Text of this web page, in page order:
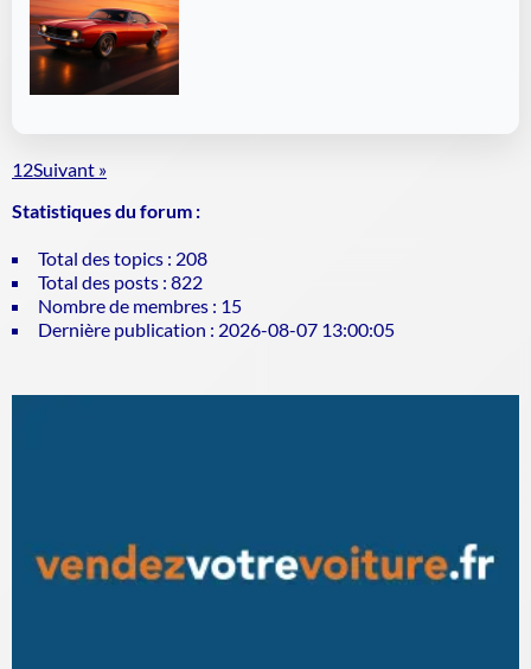
12Suivant »
Statistiques du forum :
Total des topics : 208
Total des posts : 822
Nombre de membres : 15
Dernière publication : 2026-08-07 13:00:05